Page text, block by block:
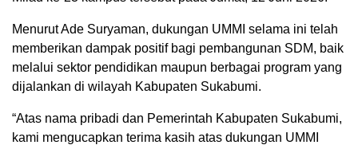
Menurut Ade Suryaman, dukungan UMMI selama ini telah
memberikan dampak positif bagi pembangunan SDM, baik
melalui sektor pendidikan maupun berbagai program yang
dijalankan di wilayah Kabupaten Sukabumi.
“Atas nama pribadi dan Pemerintah Kabupaten Sukabumi,
kami mengucapkan terima kasih atas dukungan UMMI